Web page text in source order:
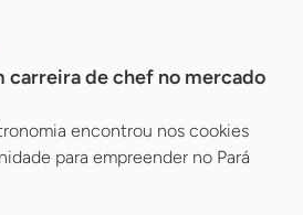
carreira de chef no mercado
encontrou nos cookies
para empreender no Pará